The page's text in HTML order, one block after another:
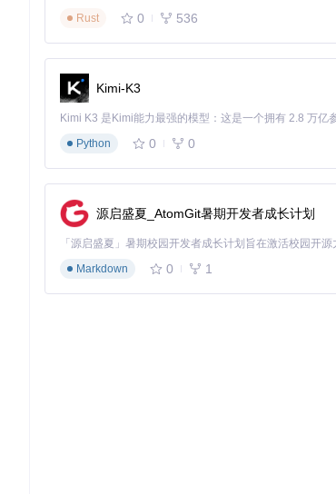
Rust
0 536
Kimi-K3
Python
0 0
源启盛夏_AtomGit暑期开发者成长计划
Markdown
0 1